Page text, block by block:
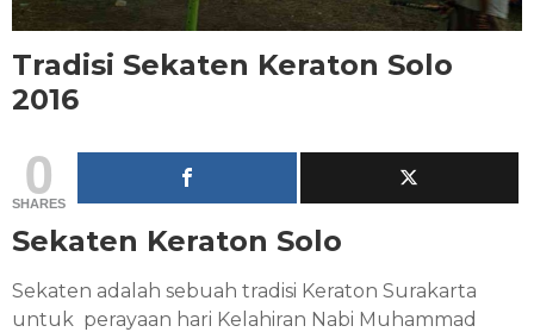
Tradisi Sekaten Keraton Solo
2016
0
SHARES
Sekaten Keraton Solo
Sekaten adalah sebuah tradisi Keraton Surakarta
untuk perayaan hari Kelahiran Nabi Muhammad